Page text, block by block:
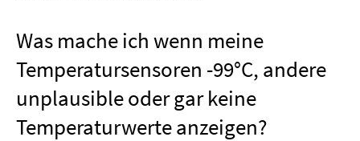
Was mache ich wenn meine
Temperatursensoren -99°C, andere
unplausible oder gar keine
Temperaturwerte anzeigen?